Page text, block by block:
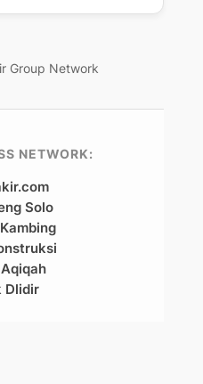
Group Network
NETWORK:
Solo
Dlidir